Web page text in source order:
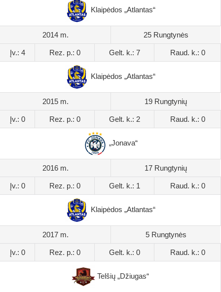
Klaipėdos „Atlantas“
2014 m. 25 Rungtynės
Įv.: 4 Rez. p.: 0 Gelt. k.: 7 Raud. k.: 0
Klaipėdos „Atlantas“
2015 m. 19 Rungtynių
Įv.: 0 Rez. p.: 0 Gelt. k.: 2 Raud. k.: 0
„Jonava“
2016 m. 17 Rungtynių
Įv.: 0 Rez. p.: 0 Gelt. k.: 1 Raud. k.: 0
Klaipėdos „Atlantas“
2017 m. 5 Rungtynės
Įv.: 0 Rez. p.: 0 Gelt. k.: 0 Raud. k.: 0
Telšių „Džiugas“